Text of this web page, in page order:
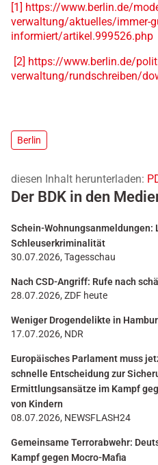
[1] https://www.berlin.de/
verwaltung/aktuelles/immer-
informiert/artikel.999526.php
[2] https://www.berlin.de/
verwaltung/rundschreiben/
Berlin
diesen Inhalt herunterladen:
Der BDK in den
Schein-
Schleuserkriminalität
30.07.2026, Tagesschau
Nach CSD-Angriff: Rufe nach
28.07.2026, ZDF heute
Weniger Drogendelikte in
17.07.2026, NDR
Europäisches Parlament muss
schnelle Entscheidung zur
Ermittlungsansätze im Kampf
von Kindern
08.07.2026, NEWSFLASH24
Gemeinsame Terrorabwehr:
Kampf gegen Mocro-Mafia